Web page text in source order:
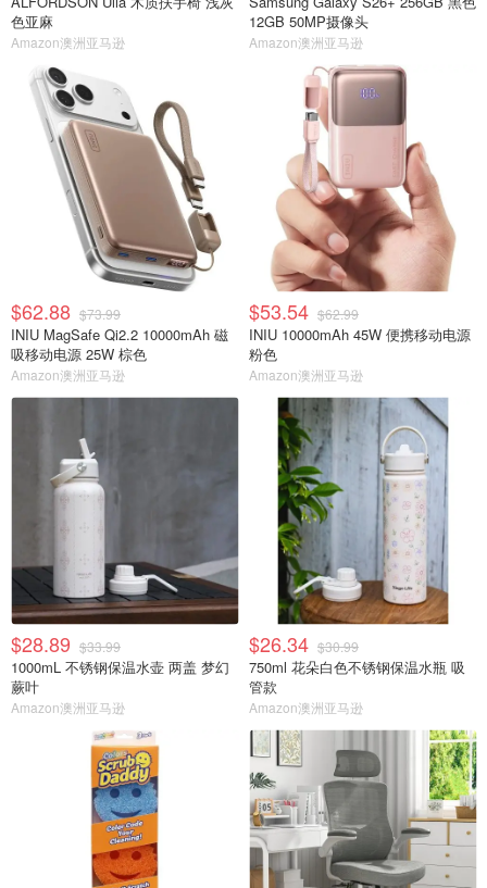
色亚麻
Amazon澳洲亚马逊
12GB 50MP摄像头
Amazon澳洲亚马逊
$62.88 $73.99
INIU MagSafe Qi2.2 10000mAh 磁
吸移动电源 25W 棕色
Amazon澳洲亚马逊
$53.54 $62.99
INIU 10000mAh 45W 便携移动电源
粉色
Amazon澳洲亚马逊
$28.89 $33.99
1000mL 不锈钢保温水壶 两盖 梦幻
蕨叶
Amazon澳洲亚马逊
$26.34 $30.99
750ml 花朵白色不锈钢保温水瓶 吸
管款
Amazon澳洲亚马逊